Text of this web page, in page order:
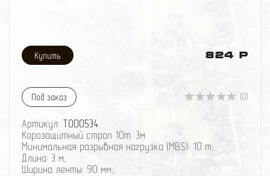
824 Р
Под заказ (0)
Артикул: T000534
Корозащитный строп 10т. 3м.
Минимальная разрывная нагрузка (MBS): 10 т;
Длина: 3 м;
Ширина ленты: 90 мм;